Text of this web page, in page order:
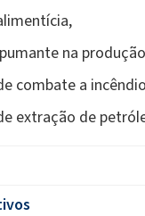
na
combate a
extração de